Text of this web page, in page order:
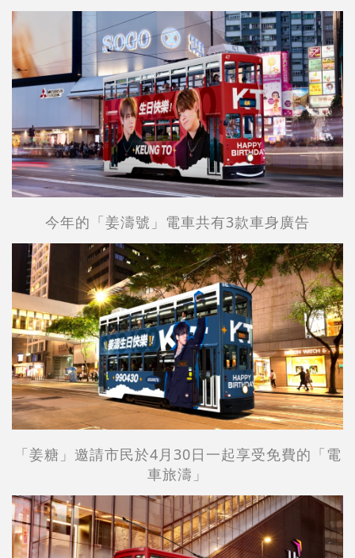
今年的「姜濤號」電車共有3款車身廣告
「姜糖」邀請市民於4月30日一起享受免費的「電
車旅濤」